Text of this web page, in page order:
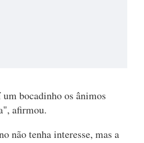
bocadinho os ânimos
afirmou.
não tenha interesse, mas a